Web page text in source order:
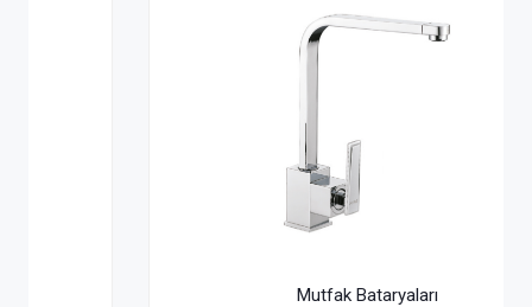
Mutfak Bataryaları